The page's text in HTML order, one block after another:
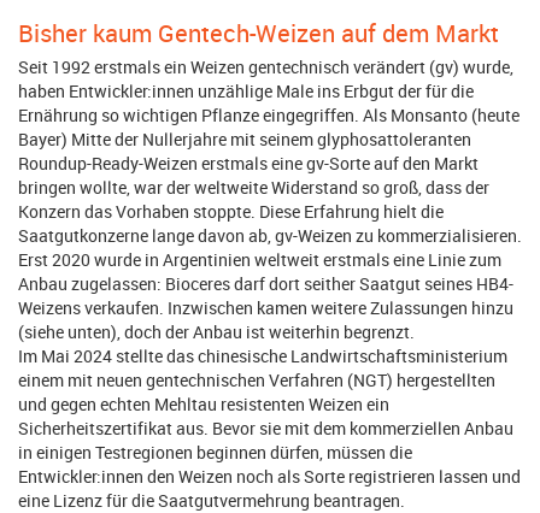
Bisher kaum Gentech-Weizen auf dem Markt
Seit 1992 erstmals ein Weizen gentechnisch verändert (gv) wurde,
haben Entwickler:innen unzählige Male ins Erbgut der für die
Ernährung so wichtigen Pflanze eingegriffen. Als Monsanto (heute
Bayer) Mitte der Nullerjahre mit seinem glyphosattoleranten
Roundup-Ready-Weizen erstmals eine gv-Sorte auf den Markt
bringen wollte, war der weltweite Widerstand so groß, dass der
Konzern das Vorhaben stoppte. Diese Erfahrung hielt die
Saatgutkonzerne lange davon ab, gv-Weizen zu kommerzialisieren.
Erst 2020 wurde in Argentinien weltweit erstmals eine Linie zum
Anbau zugelassen: Bioceres darf dort seither Saatgut seines HB4-
Weizens verkaufen. Inzwischen kamen weitere Zulassungen hinzu
(siehe unten), doch der Anbau ist weiterhin begrenzt.
Im Mai 2024 stellte das chinesische Landwirtschaftsministerium
einem mit neuen gentechnischen Verfahren (NGT) hergestellten
und gegen echten Mehltau resistenten Weizen ein
Sicherheitszertifikat aus. Bevor sie mit dem kommerziellen Anbau
in einigen Testregionen beginnen dürfen, müssen die
Entwickler:innen den Weizen noch als Sorte registrieren lassen und
eine Lizenz für die Saatgutvermehrung beantragen.